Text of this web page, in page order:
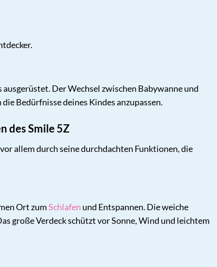
Der Wechsel zwischen Babywanne und
Bedürfnisse deines Kindes anzupassen.
des Smile 5Z
allem durch seine durchdachten Funktionen, die
Ort zumSchlafen und Entspannen. Die weiche
große Verdeck schützt vor Sonne, Wind und leichtem